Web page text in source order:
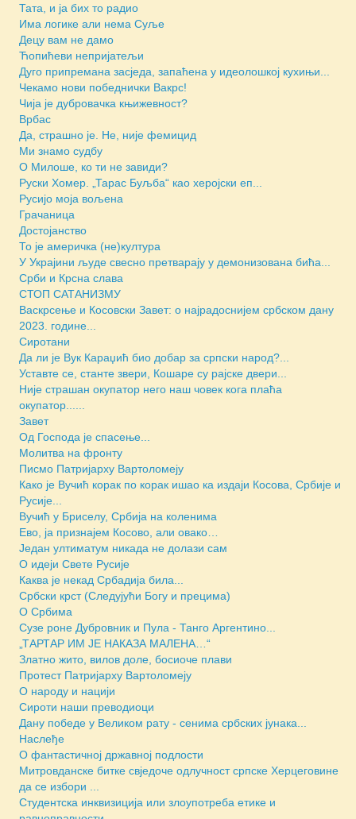
Тата, и ја бих то радио
Има логике али нема Суље
Децу вам не дамо
Ћопићеви непријатељи
Дуго припремана засједа, запаћена у идеолошкој кухињи...
Чекамо нови победнички Вакрс!
Чија је дубровачка књижевност?
Врбас
Да, страшно је. Не, није фемицид
Ми знамо судбу
О Милоше, ко ти не завиди?
Руски Хомер. „Тарас Буљба“ као херојски еп...
Русијо моја вољена
Грачаница
Достојанство
То је америчка (не)култура
У Украјини људе свесно претварају у демонизована бића...
Срби и Крсна слава
СТОП САТАНИЗМУ
Васкрсење и Косовски Завет: о најрадоснијем србском дану
2023. године...
Сиротани
Да ли је Вук Караџић био добар за српски народ?...
Уставте се, станте звери, Кошаре су рајске двери...
Није страшан окупатор него наш човек кога плаћа
окупатор......
Завет
Од Господа је спасење...
Молитва на фронту
Писмо Патријарху Вартоломеју
Како је Вучић корак по корак ишао ка издаји Косова, Србије и
Русије...
Вучић у Бриселу, Србија на коленима
Ево, ја признајем Косово, али овако…
Један ултиматум никада не долази сам
О идеји Свете Русије
Каква је некад Србадија била...
Србски крст (Следујући Богу и прецима)
О Србима
Сузе роне Дубровник и Пула - Танго Аргентино...
„ТАРТАР ИМ ЈЕ НАКАЗА МАЛЕНА…“
Златно жито, вилов доле, босиоче плави
Протест Патријарху Вартоломеју
О народу и нацији
Сироти наши преводиоци
Дану победе у Великом рату - сенима србских јунака...
Наслеђе
О фантастичној државној подлости
Митровданске битке свједочe одлучност српске Херцеговине
да се избори ...
Студентска инквизиција или злоупотреба етике и